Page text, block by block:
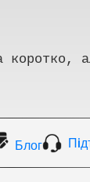
коротко,
Блог